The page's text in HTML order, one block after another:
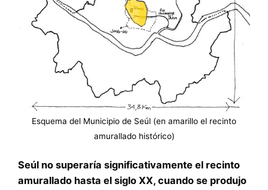
Esquema del Municipio de Seúl (en amarillo el recinto
amurallado histórico)
Seúl no superaría significativamente el recinto
amurallado hasta el siglo XX, cuando se produjo